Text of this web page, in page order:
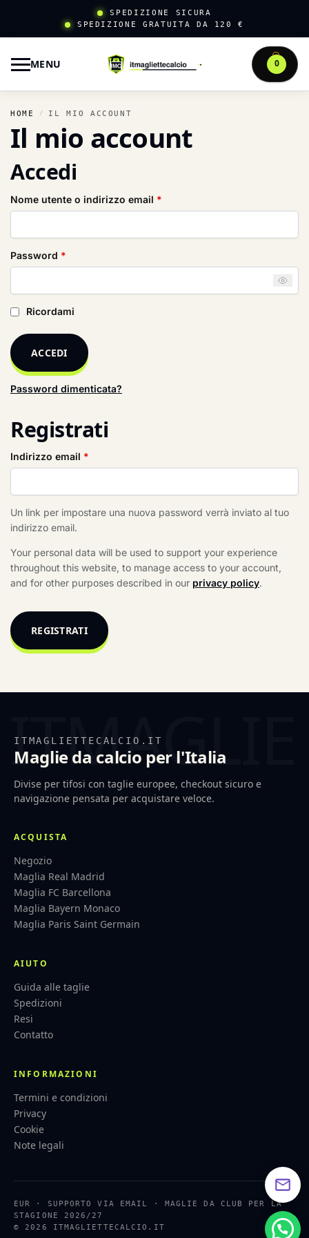
SPEDIZIONE SICURA
SPEDIZIONE GRATUITA DA 120 €
MENU 0
HOME / IL MIO ACCOUNT
Il mio account
Accedi
Nome utente o indirizzo email *
Password *
Ricordami
ACCEDI
Password dimenticata?
Registrati
Indirizzo email *
Un link per impostare una nuova password verrà inviato al tuo
indirizzo email.
Your personal data will be used to support your experience
throughout this website, to manage access to your account,
and for other purposes described in our privacy policy.
REGISTRATI
ITMAGLIETTECALCIO.IT
Maglie da calcio per l'Italia
Divise per tifosi con taglie europee, checkout sicuro e
navigazione pensata per acquistare veloce.
ACQUISTA
Negozio
Maglia Real Madrid
Maglia FC Barcellona
Maglia Bayern Monaco
Maglia Paris Saint Germain
AIUTO
Guida alle taglie
Spedizioni
Resi
Contatto
INFORMAZIONI
Termini e condizioni
Privacy
Cookie
Note legali
EUR · SUPPORTO VIA EMAIL · MAGLIE DA CLUB PER LA
STAGIONE 2026/27
© 2026 ITMAGLIETTECALCIO.IT